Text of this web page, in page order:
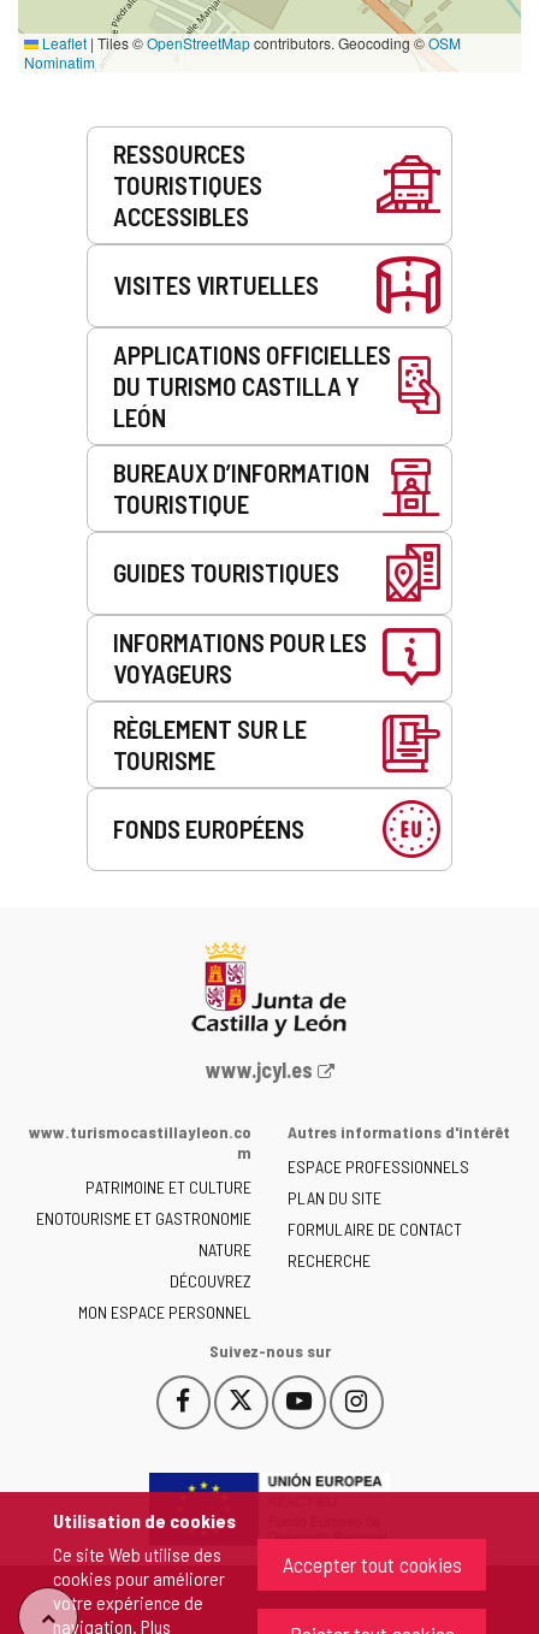
Utilisation de cookies
Ce site Web utilise des
cookies pour améliorer
votre expérience de
navigation. Plus
Accepter tout cookies
Leaflet | Tiles ©OpenStreetMapcontributors. Geocoding ©OSM
Nominatim
Prestations
RESSOURCES
TOURISTIQUES
ACCESSIBLES
VISITES VIRTUELLES
APPLICATIONS OFFICIELLES
DU TURISMO CASTILLA Y
LEÓN
BUREAUX D’INFORMATION
TOURISTIQUE
GUIDES TOURISTIQUES
INFORMATIONS POUR LES
VOYAGEURS
RÈGLEMENT SUR LE
TOURISME
FONDS EUROPÉENS
Portail
la
de
Castilla
y
León
-
www.jcyl.es
www.turismocastillayleon.co
m
PATRIMOINE ET CULTURE
ENOTOURISME ET GASTRONOMIE
NATURE
DÉCOUVREZ
MON ESPACE PERSONNEL
Autres informations d'intérêt
ESPACE PROFESSIONNELS
PLAN DU SITE
FORMULAIRE DE CONTACT
RECHERCHE
Suivez-nous sur
Facebook
Este
enlace
abrirá
una
ventana
nueva.
Este
enlace
abrirá
ventana
nueva.
YouTube
Este
enlace
abrirá
ventana
nueva.
Instagram
Este
enlace
abrirá
ventana
nueva.
"Retour